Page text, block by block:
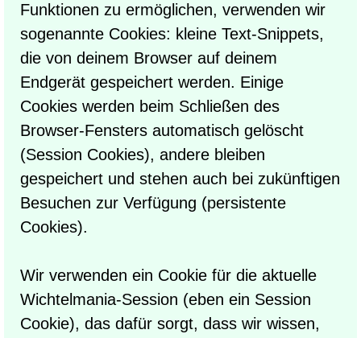
Funktionen zu ermöglichen, verwenden wir
sogenannte Cookies: kleine Text-Snippets,
die von deinem Browser auf deinem
Endgerät gespeichert werden. Einige
Cookies werden beim Schließen des
Browser-Fensters automatisch gelöscht
(Session Cookies), andere bleiben
gespeichert und stehen auch bei zukünftigen
Besuchen zur Verfügung (persistente
Cookies).
Wir verwenden ein Cookie für die aktuelle
Wichtelmania-Session (eben ein Session
Cookie), das dafür sorgt, dass wir wissen,